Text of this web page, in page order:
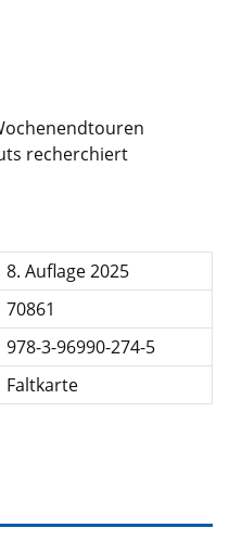
recherchiert
8. Auflage 2025
70861
978-3-96990-274-5
Faltkarte